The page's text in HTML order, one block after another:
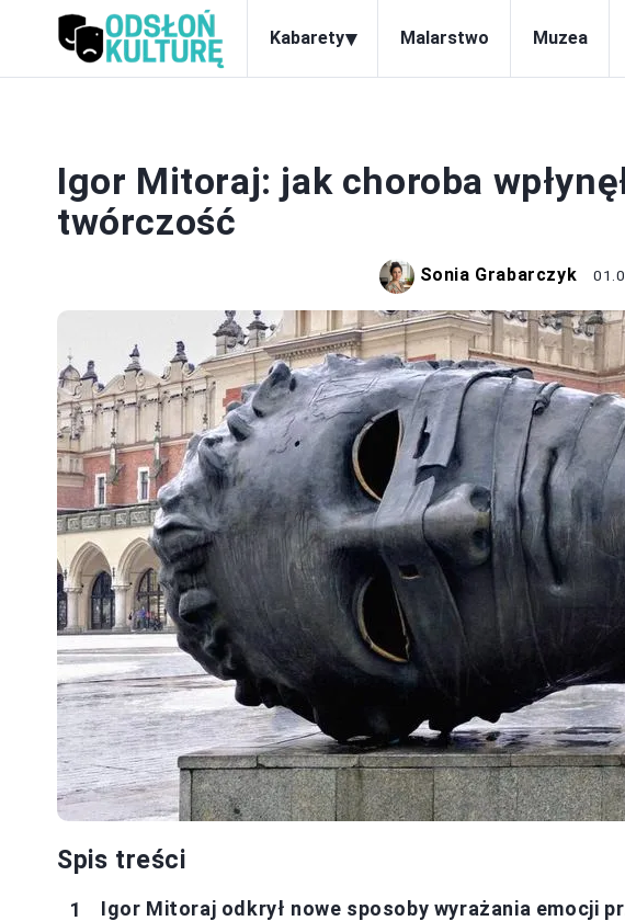
Kabarety▾ Malarstwo Muzea
Igor Mitoraj: jak choroba
twórczość
Sonia Grabarczyk
Spis treści
Igor Mitoraj odkrył nowe sposoby wyrażania emocji